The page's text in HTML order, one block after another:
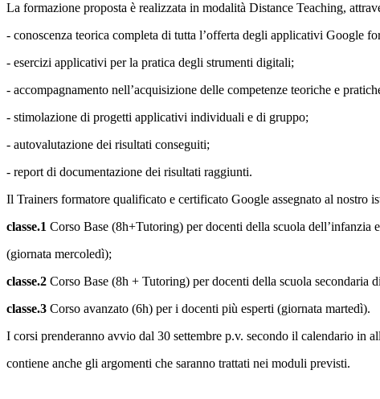
La formazione proposta è realizzata in modalità Distance Teaching,
- conoscenza teorica completa di tutta l’offerta degli applicativi Google
- esercizi applicativi per la pratica degli strumenti digitali;
- accompagnamento nell’acquisizione delle competenze teoriche e
- stimolazione di progetti applicativi individuali e di gruppo;
- autovalutazione dei risultati conseguiti;
- report di documentazione dei risultati raggiunti.
Il Trainers formatore qualificato e certificato Google assegnato al nostro
classe.1 Corso Base (8h+Tutoring) per docenti della scuola dell’infanzia
(giornata mercoledì);
classe.2 Corso Base (8h + Tutoring) per docenti della scuola secondaria
classe.3 Corso avanzato (6h) per i docenti più esperti (giornata martedì).
I corsi prenderanno avvio dal 30 settembre p.v. secondo il calendario in
contiene anche gli argomenti che saranno trattati nei moduli previsti.